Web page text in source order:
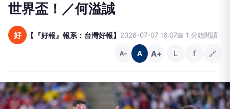
世界盃！／何溢誠
好 【『好報』報系：台灣好報】 2026-07-07 16:07📖 1 分鐘閱讀
A− A A+ L f 🔗